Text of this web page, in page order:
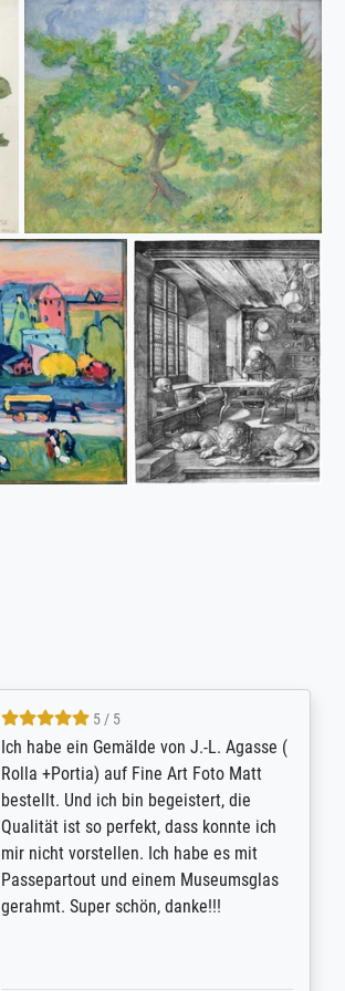
4.8 / 5
Qualité absolument irréprochable.
Extraordinaire diversité des thèmes
abordés et personnalisation des
demandes (recadrage, réajustement des
couleurs). Relation clientèle parfaite.
Transport, réception sans aucun
problème. Merci à toute l'équipe ! Hervé